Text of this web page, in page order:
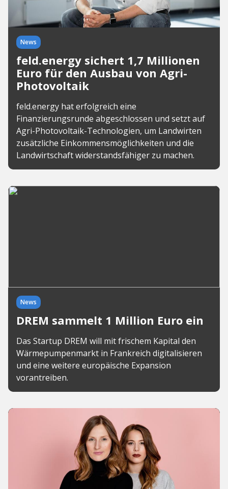
News
feld.energy sichert 1,7 Millionen
Euro für den Ausbau von Agri-
Photovoltaik
feld.energy hat erfolgreich eine
Finanzierungsrunde abgeschlossen und setzt auf
Agri-Photovoltaik-Technologien, um Landwirten
zusätzliche Einkommensmöglichkeiten und die
Landwirtschaft widerstandsfähiger zu machen.
News
DREM sammelt 1 Million Euro ein
Das Startup DREM will mit frischem Kapital den
Wärmepumpenmarkt in Frankreich digitalisieren
und eine weitere europäische Expansion
vorantreiben.